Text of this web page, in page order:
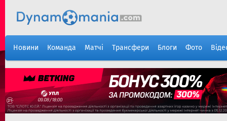
Новини Команда Матчі Трансфери Блоги Фото